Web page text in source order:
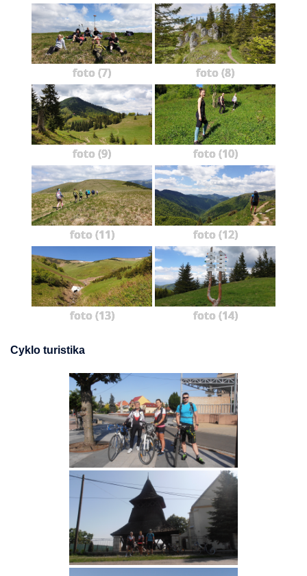
foto (7) foto (8)
foto (9) foto (10)
foto (11) foto (12)
foto (13) foto (14)
Cyklo turistika